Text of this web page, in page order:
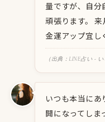
量ですが、自分
頑張ります。 来
金運アップ宜し
（出典：LINE占い -
いつも本当にあ
開になってしま